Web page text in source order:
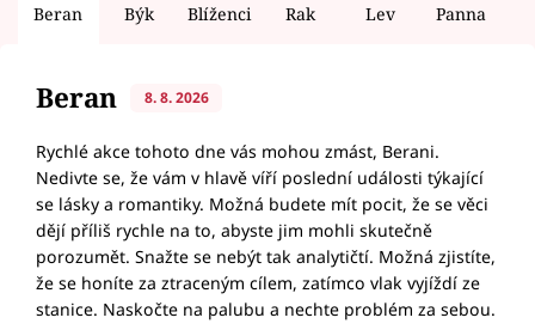
Beran Býk Blíženci Rak Lev Panna
Beran 8. 8. 2026
Rychlé akce tohoto dne vás mohou zmást, Berani.
Nedivte se, že vám v hlavě víří poslední události týkající
se lásky a romantiky. Možná budete mít pocit, že se věci
dějí příliš rychle na to, abyste jim mohli skutečně
porozumět. Snažte se nebýt tak analytičtí. Možná zjistíte,
že se honíte za ztraceným cílem, zatímco vlak vyjíždí ze
stanice. Naskočte na palubu a nechte problém za sebou.